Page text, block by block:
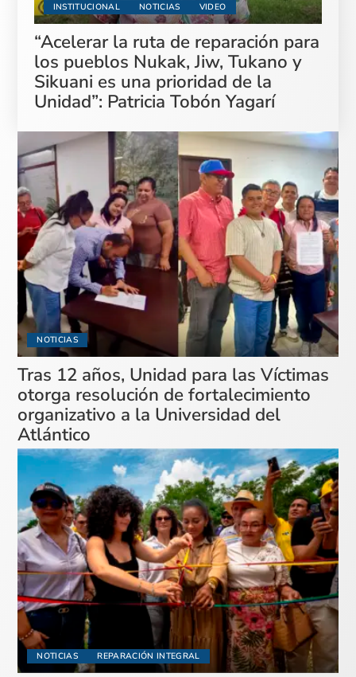
INSTITUCIONAL NOTICIAS VIDEO
“Acelerar la ruta de reparación para
los pueblos Nukak, Jiw, Tukano y
Sikuani es una prioridad de la
Unidad”: Patricia Tobón Yagarí
NOTICIAS
Tras 12 años, Unidad para las Víctimas
otorga resolución de fortalecimiento
organizativo a la Universidad del
Atlántico
NOTICIAS REPARACIÓN INTEGRAL